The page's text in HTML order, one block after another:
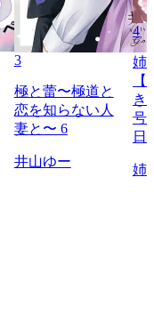
3
極と蕾〜極道と
恋を知らない人
妻と〜 6
井山ゆー
4
姉
き
号
日
姉